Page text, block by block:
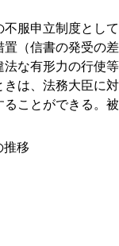
服申立制度とし
（信書の発受の
な有形力の行使
は、法務大臣に
ことができる。
推移